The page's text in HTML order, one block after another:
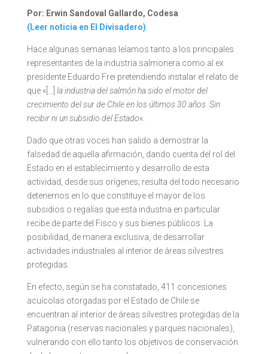
Por: Erwin Sandoval Gallardo, Codesa
(Leer noticia en El Divisadero)
Hace algunas semanas leíamos tanto a los principales
representantes de la industria salmonera como al ex
presidente Eduardo Frei pretendiendo instalar el relato de
que «[…] la industria del salmón ha sido el motor del
crecimiento del sur de Chile en los últimos 30 años. Sin
recibir ni un subsidio del Estado«.
Dado que otras voces han salido a demostrar la
falsedad de aquella afirmación, dando cuenta del rol del
Estado en el establecimiento y desarrollo de esta
actividad, desde sus orígenes; resulta del todo necesario
detenernos en lo que constituye el mayor de los
subsidios o regalías que esta industria en particular
recibe de parte del Fisco y sus bienes públicos: La
posibilidad, de manera exclusiva, de desarrollar
actividades industriales al interior de áreas silvestres
protegidas.
En efecto, según se ha constatado, 411 concesiones
acuícolas otorgadas por el Estado de Chile se
encuentran al interior de áreas silvestres protegidas de la
Patagonia (reservas nacionales y parques nacionales),
vulnerando con ello tanto los objetivos de conservación